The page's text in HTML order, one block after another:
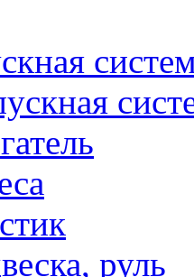
руль